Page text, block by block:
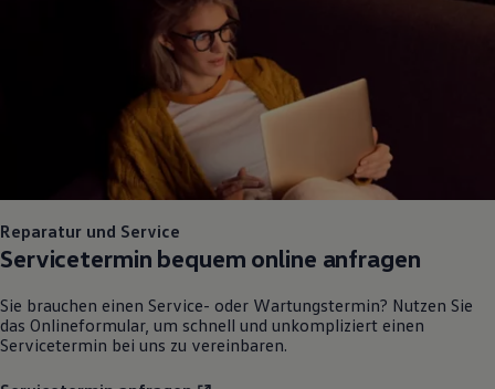
Reparatur und Service
Servicetermin bequem online anfragen
Sie brauchen einen Service- oder Wartungstermin? Nutzen Sie
das Onlineformular, um schnell und unkompliziert einen
Servicetermin bei uns zu vereinbaren.